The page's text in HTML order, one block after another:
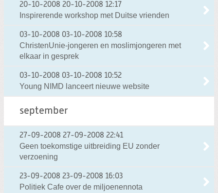
20-10-2008 20-10-2008 12:17
Inspirerende workshop met Duitse vrienden
03-10-2008 03-10-2008 10:58
ChristenUnie-jongeren en moslimjongeren met
elkaar in gesprek
03-10-2008 03-10-2008 10:52
Young NIMD lanceert nieuwe website
september
27-09-2008 27-09-2008 22:41
Geen toekomstige uitbreiding EU zonder
verzoening
23-09-2008 23-09-2008 16:03
Politiek Cafe over de miljoenennota